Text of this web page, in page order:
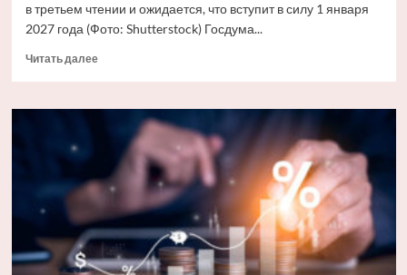
в третьем чтении и ожидается, что вступит в силу 1 января
2027 года (Фото: Shutterstock) Госдума...
Читать далееПрочитать
Что
жилищные
вклады
и
как
будет
работать
программа